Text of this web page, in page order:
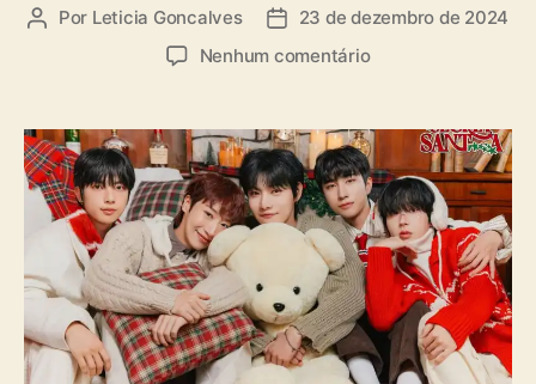
s
A
r
d
o
p
t
Por Leticia Goncalves
D
d
e
p
u
b
c
a
ç
23 de dezembro de 2024
Nenhum comentárioe
N
E
W
E
l
n
ç
a
“